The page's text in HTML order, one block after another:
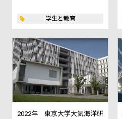
学生と教育
2022年 東京大学大気海洋研